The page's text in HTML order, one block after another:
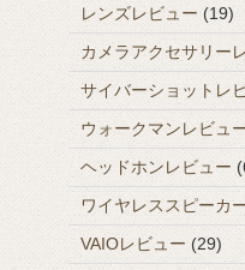
レンズレビュー (19)
カメラアクセサリー
サイバーショットレ
ウォークマンレビュ
ヘッドホンレビュー
ワイヤレススピーカ
VAIOレビュー (29)